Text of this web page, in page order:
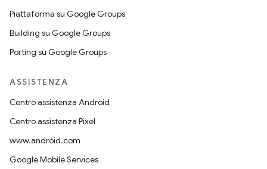
Piattaforma su Google Groups
Building su Google Groups
Porting su Google Groups
ASSISTENZA
Centro assistenza Android
Centro assistenza Pixel
www.android.com
Google Mobile Services